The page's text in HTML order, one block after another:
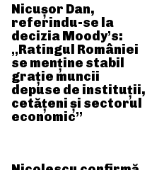
Nicușor Dan,
referindu-se la
decizia Moody’s:
„Ratingul României
se menține stabil
grație muncii
depuse de instituții,
cetățeni și sectorul
economic”